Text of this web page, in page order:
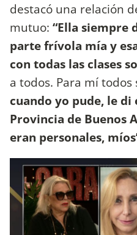
destacó una relación
mutuo: “Ella siempre
parte frívola mía y
con todas las clases
a todos. Para mí todos
cuando yo pude, le
Provincia de Buenos
eran personales,